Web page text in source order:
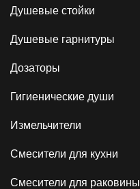
Душевые стойки
Душевые гарнитуры
Дозаторы
Гигиенические души
Измельчители
Смесители для кухни
Смесители для раковины